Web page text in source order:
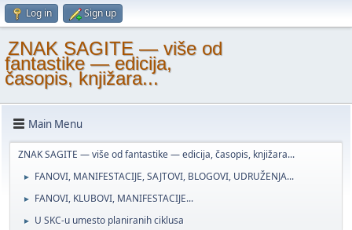
Log in Sign up
ZNAK SAGITE — više od
fantastike — edicija,
časopis, knjižara...
Main Menu
ZNAK SAGITE — više od fantastike — edicija, časopis, knjižara...
► FANOVI, MANIFESTACIJE, SAJTOVI, BLOGOVI, UDRUŽENJA...
► FANOVI, KLUBOVI, MANIFESTACIJE...
► U SKC-u umesto planiranih ciklusa